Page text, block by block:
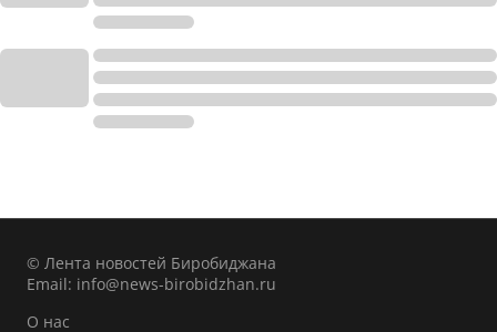
© Лента новостей Биробиджана
Email: info@news-birobidzhan.ru
О нас